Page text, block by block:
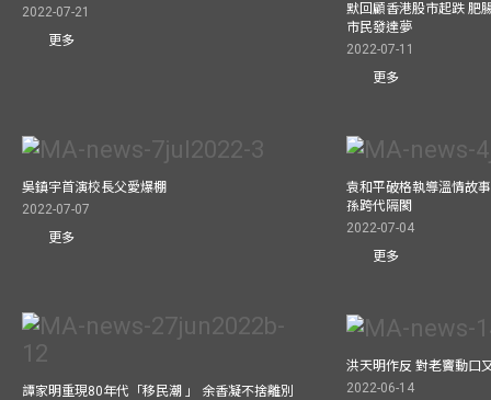
2022-07-21
更多
默回顧香港股市起跌 肥
市民發達夢
2022-07-11
更多
吳鎮宇首演校長父愛爆棚
2022-07-07
更多
袁和平破格執導溫情故
孫跨代隔閡
2022-07-04
更多
譚家明重現80年代「移民潮 」 余香凝不捨離別
洪天明作反 對老竇動口
2022-06-14